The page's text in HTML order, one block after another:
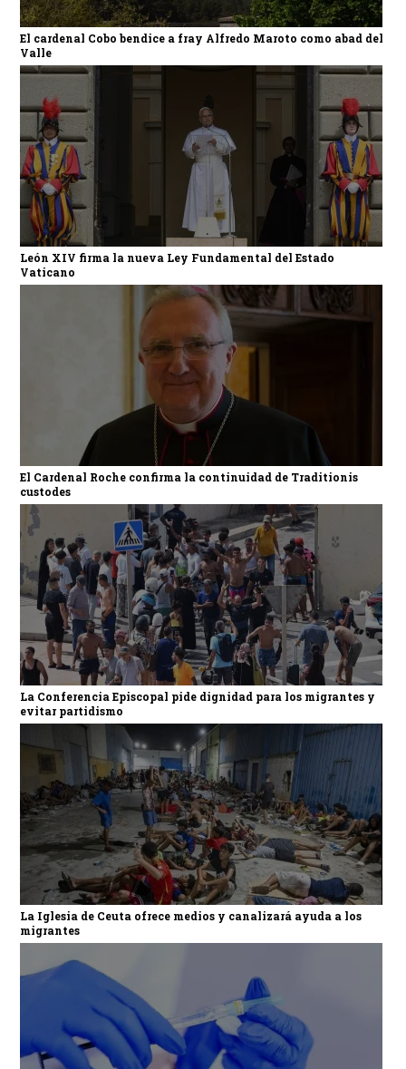
El cardenal Cobo bendice a fray Alfredo Maroto como abad del
Valle
León XIV firma la nueva Ley Fundamental del Estado
Vaticano
El Cardenal Roche confirma la continuidad de Traditionis
custodes
La Conferencia Episcopal pide dignidad para los migrantes y
evitar partidismo
La Iglesia de Ceuta ofrece medios y canalizará ayuda a los
migrantes